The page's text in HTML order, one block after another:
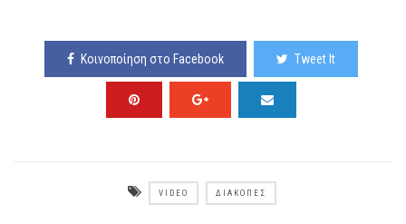
Κοινοποίηση στο Facebook Tweet It
VIDEO ΔΙΑΚΟΠΈΣ